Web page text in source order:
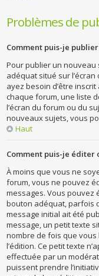
Problèmes de
Comment puis-je
Pour publier un nouveau
adéquat situé sur
ayez besoin d’être
chaque forum, une liste
l’écran du forum ou du
nouveaux sujets, vous
Haut
Comment puis-je éditer
À moins que vous ne
forum, vous ne pouvez
messages. Vous pouvez
bouton adéquat, parfois
message initial ait été
message, un petit texte
nombre de fois que vous
l’édition. Ce petit texte
effectuée par un
puissent prendre